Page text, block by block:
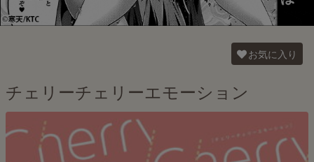
お気に入り
チェリーチェリーエモーション